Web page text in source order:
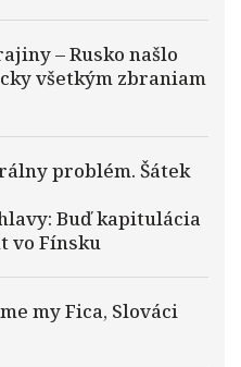
– Rusko našlo
všetkým zbraniam
problém. Šátek
Buď kapitulácia
vo Fínsku
my Fica, Slováci